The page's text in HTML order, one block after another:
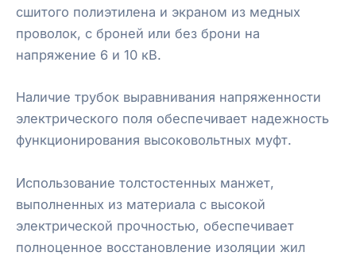
сшитого полиэтилена и экраном из медных
проволок, с броней или без брони на
напряжение 6 и 10 кВ.
Наличие трубок выравнивания напряженности
электрического поля обеспечивает надежность
функционирования высоковольтных муфт.
Использование толстостенных манжет,
выполненных из материала с высокой
электрической прочностью, обеспечивает
полноценное восстановление изоляции жил